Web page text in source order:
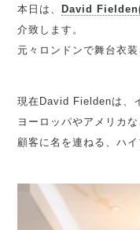
本日は、 David
介致します。
元々ロンドンで舞台衣
現在David Fieldenは、
ヨーロッパやアメリカ
顧客に名を連ねる、ハ